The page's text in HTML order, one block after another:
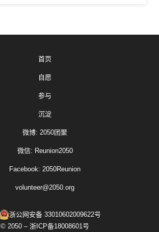
首页
自愿
参与
沉淀
微博: 2050团聚
微信: Reunion2050
Facebook: 2050Reunion
volunteer@2050.org
浙公网安备 33010602009622号
© 2050 – 浙ICP备18008601号